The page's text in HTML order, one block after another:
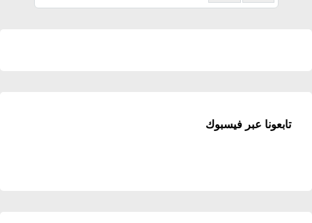
تابعونا عبر فيسبوك